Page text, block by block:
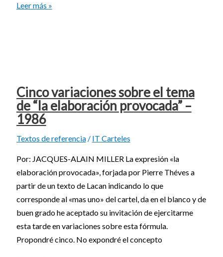
Leer más »
Cinco variaciones sobre el tema
de “la elaboración provocada” –
1986
Textos de referencia/ IT Carteles
Por: JACQUES-ALAIN MILLER La expresión «la
elaboración provocada», forjada por Pierre Théves a
partir de un texto de Lacan indicando lo que
corresponde al «mas uno» del cartel, da en el blanco y de
buen grado he aceptado su invitación de ejercitarme
esta tarde en variaciones sobre esta fórmula.
Propondré cinco. No expondré el concepto